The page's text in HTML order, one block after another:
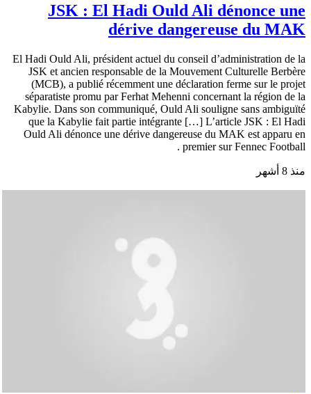
JSK : El Hadi Ould Ali dénonce une
dérive dangereuse du MAK
El Hadi Ould Ali, président actuel du conseil d’administration de la
JSK et ancien responsable de la Mouvement Culturelle Berbère
(MCB), a publié récemment une déclaration ferme sur le projet
séparatiste promu par Ferhat Mehenni concernant la région de la
Kabylie. Dans son communiqué, Ould Ali souligne sans ambiguïté
que la Kabylie fait partie intégrante […] L’article JSK : El Hadi
Ould Ali dénonce une dérive dangereuse du MAK est apparu en
premier sur Fennec Football .
منذ 8 أشهر